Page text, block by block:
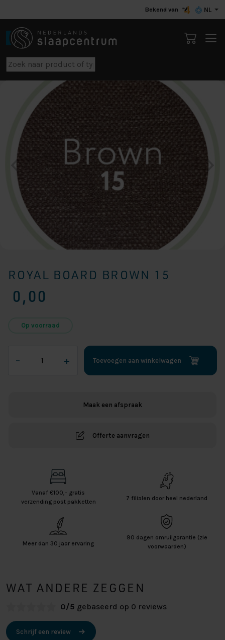
Bekend van NL
ROYAL BOARD BROWN 15
0,00
Op voorraad
–
Board
+ Toevoegen aan winkelwagen
Maak een afspraak
Offerte aanvragen
Vanaf €100,- gratis
verzending post pakketten
7 filialen door heel nederland
Meer dan 30 jaar ervaring
90 dagen omruilgarantie (zie
voorwaarden)
WAT ANDERE ZEGGEN
0/5 gebaseerd op 0 reviews
Schrijf een review